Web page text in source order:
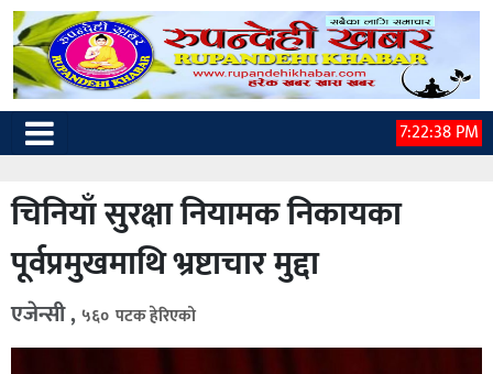
7:22:39 PM
चिनियाँ सुरक्षा नियामक निकायका
पूर्वप्रमुखमाथि भ्रष्टाचार मुद्दा
एजेन्सी , ५६० पटक हेरिएको